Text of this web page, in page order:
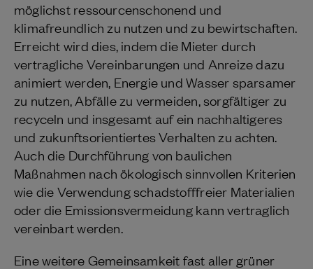
möglichst ressourcenschonend und
klimafreundlich zu nutzen und zu bewirtschaften.
Erreicht wird dies, indem die Mieter durch
vertragliche Vereinbarungen und Anreize dazu
animiert werden, Energie und Wasser sparsamer
zu nutzen, Abfälle zu vermeiden, sorgfältiger zu
recyceln und insgesamt auf ein nachhaltigeres
und zukunftsorientiertes Verhalten zu achten.
Auch die Durchführung von baulichen
Maßnahmen nach ökologisch sinnvollen Kriterien
wie die Verwendung schadstofffreier Materialien
oder die Emissionsvermeidung kann vertraglich
vereinbart werden.
Eine weitere Gemeinsamkeit fast aller grüner